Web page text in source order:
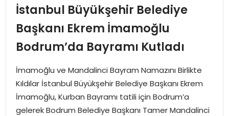
EKONOMI
MAGAZIN
SAĞLIK
İstanbul Büyükşehir Belediye
Başkanı Ekrem İmamoğlu
Bodrum’da Bayramı Kutladı
İmamoğlu ve Mandalinci Bayram Namazını Birlikte
Kıldılar İstanbul Büyükşehir Belediye Başkanı Ekrem
İmamoğlu, Kurban Bayramı tatili için Bodrum’a
gelerek Bodrum Belediye Başkanı Tamer Mandalinci